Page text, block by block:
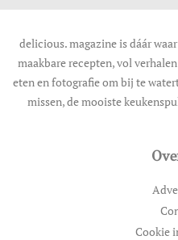
delicious. magazine is dáár
maakbare recepten, vol
eten en fotografie om bij te
missen, de mooiste
Cookie